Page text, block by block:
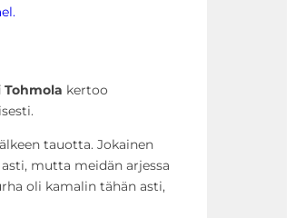
Tohmola kertoo
tauotta. Jokainen
mutta meidän arjessa
oli kamalin tähän asti,